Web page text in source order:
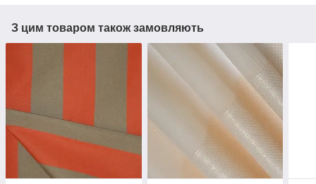
З цим товаром також замовляють